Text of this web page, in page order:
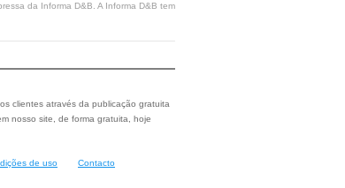
da Informa D&B. A Informa D&B tem
clientes através da publicação gratuita
nosso site, de forma gratuita, hoje
de uso Contacto